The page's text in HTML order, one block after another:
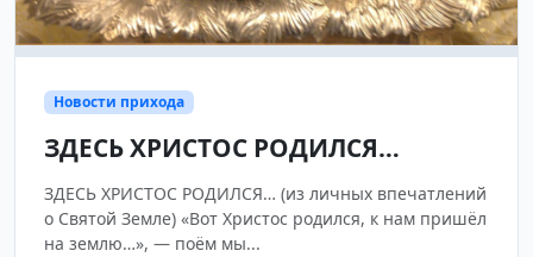
Новости прихода
ЗДЕСЬ ХРИСТОС РОДИЛСЯ…
ЗДЕСЬ ХРИСТОС РОДИЛСЯ… (из личных впечатлений
о Святой Земле) «Вот Христос родился, к нам пришёл
на землю…», — поём мы...